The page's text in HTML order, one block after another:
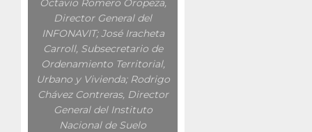
Octavio Romero Oropeza,
Director General del
INFONAVIT; José Iracheta
Carroll, Subsecretario de
Ordenamiento Territorial,
Urbano y Vivienda; Rodrigo
Chávez Contreras, Director
General del Instituto
Nacional de Suelo